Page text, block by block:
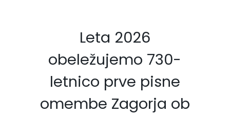
Leta 2026
obeležujemo 730-
letnico prve pisne
omembe Zagorja ob